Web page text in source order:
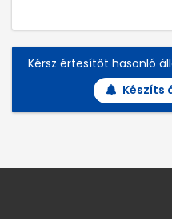
Kérsz értesítőt hasonló
Készíts